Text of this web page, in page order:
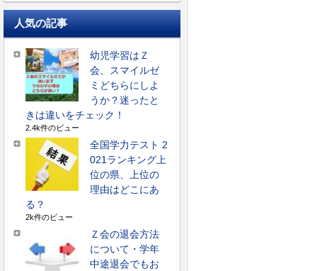
人気の記事
幼児学習はＺ
会、スマイルゼ
ミどちらにしよ
うか？迷ったと
きは違いをチェック！
2.4k件のビュー
全国学力テスト 2
021ランキング上
位の県、上位の
理由はどこにあ
る？
2k件のビュー
Ｚ会の退会方法
について・学年
中途退会でもお